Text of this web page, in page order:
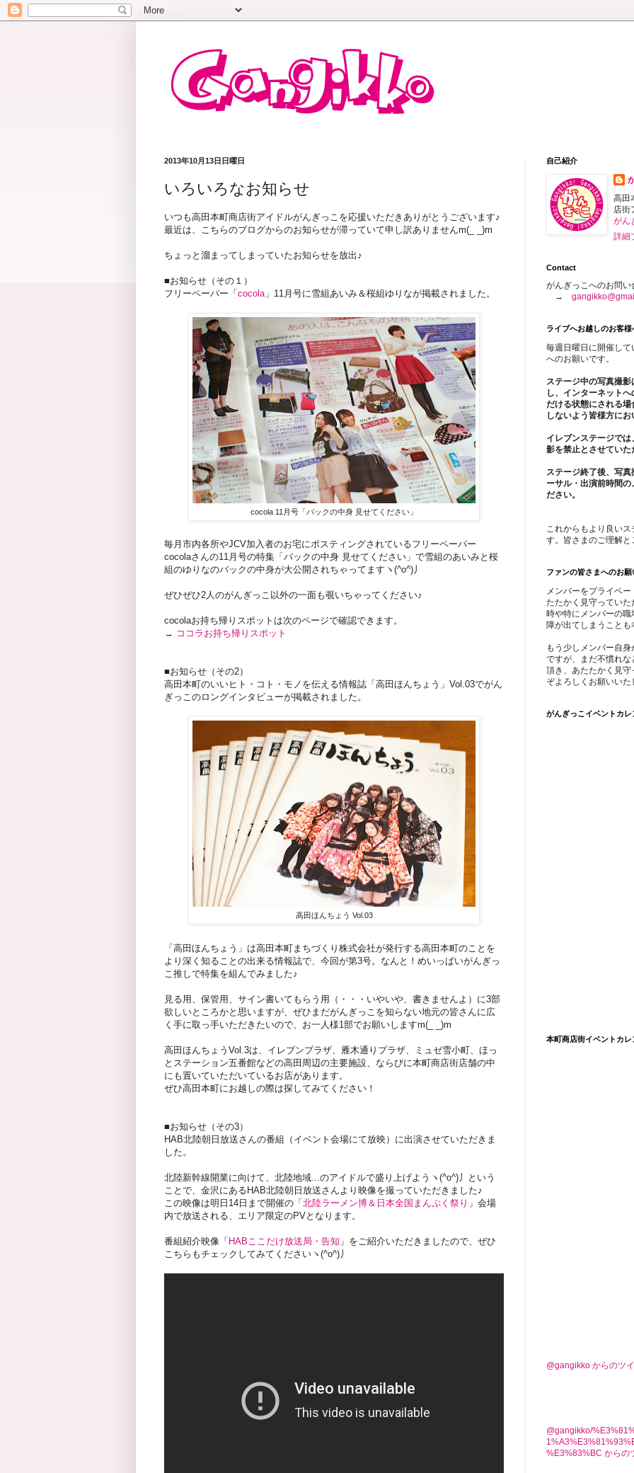
2013年10月13日日曜日
いろいろなお知らせ
いつも高田本町商店街アイドルがんぎっこを応援いただきありがとうございます♪
最近は、こちらのブログからのお知らせが滞っていて申し訳ありませんm(_ _)m
ちょっと溜まってしまっていたお知らせを放出♪
■お知らせ（その１）
フリーペーパー「cocola 」11月号に雪組あいみ＆桜組ゆりなが掲載されました。
cocola 11月号「バックの中身 見せてください」
毎月市内各所やJCV加入者のお宅にポスティングされているフリーペーパー
cocolaさんの11月号の特集「バックの中身 見せてください」で雪組のあいみと桜
組のゆりなのバックの中身が大公開されちゃってますヽ(^o^)丿
ぜひぜひ2人のがんぎっこ以外の一面も覗いちゃってください♪
cocolaお持ち帰りスポットは次のページで確認できます。
→ ココラお持ち帰りスポット
■お知らせ（その2）
高田本町のいいヒト・コト・モノを伝える情報誌「高田ほんちょう」Vol.03でがん
ぎっこのロングインタビューが掲載されました。
高田ほんちょう Vol.03
「高田ほんちょう」は高田本町まちづくり株式会社が発行する高田本町のことを
より深く知ることの出来る情報誌で、今回が第3号。なんと！めいっぱいがんぎっ
こ推しで特集を組んでみました♪
見る用、保管用、サイン書いてもらう用（・・・いやいや、書きませんよ）に3部
欲しいところかと思いますが、ぜひまだがんぎっこを知らない地元の皆さんに広
く手に取っ手いただきたいので、お一人様1部でお願いしますm(_ _)m
高田ほんちょうVol.3は、イレブンプラザ、雁木通りプラザ、ミュゼ雪小町、ほっ
とステーション五番館などの高田周辺の主要施設、ならびに本町商店街店舗の中
にも置いていただいているお店があります。
ぜひ高田本町にお越しの際は探してみてください！
■お知らせ（その3）
HAB北陸朝日放送さんの番組（イベント会場にて放映）に出演させていただきま
した。
北陸新幹線開業に向けて、北陸地域...のアイドルで盛り上げようヽ(^o^)丿という
ことで、金沢にあるHAB北陸朝日放送さんより映像を撮っていただきました♪
この映像は明日14日まで開催の「 北陸ラーメン博＆日本全国まんぷく祭り 」会場
内で放送される、エリア限定のPVとなります。
番組紹介映像「 HABここだけ放送局・告知 」をご紹介いただきましたので、ぜひ
こちらもチェックしてみてくださいヽ(^o^)丿
自己紹介
高田
店街
がん
詳細
Contact
がんぎっこへのお問
→
ライブへお越しのお客様
毎週日曜日に開催し
へのお願いです。
ステージ中の写真撮
し、インターネット
だける状態にされる
しないよう皆様方に
イレブンステージで
影を禁止とさせていた
ステージ終了後、写
ーサル・出演前時間
ださい。
これからもより良い
す。皆さまのご理解
ファンの皆さまへのお願
メンバーをプライベ
たたかく見守ってい
時や特にメンバーの
障が出てしまうこと
もう少しメンバー自
ですが、まだ不慣れ
頂き、あたたかく見
ぞよろしくお願いいた
がんぎっこイベントカレ
本町商店街イベントカレ
@gangikko からのツ
@gangikko/
%E3%83%BC からの